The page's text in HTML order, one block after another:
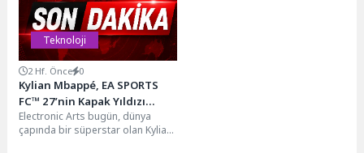
Teknoloji
2 Hf. Önce 0
Kylian Mbappé, EA SPORTS
FC™ 27’nin Kapak Yıldızı
Olarak Duyuruldu
Electronic Arts bugün, dünya
çapında bir süperstar olan Kylian